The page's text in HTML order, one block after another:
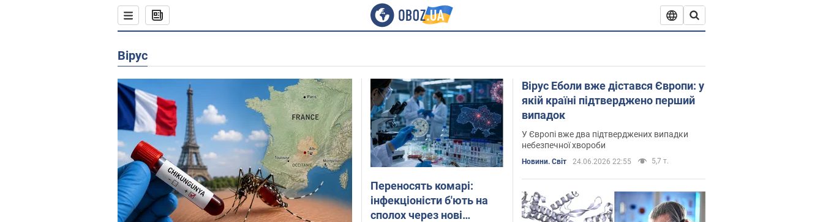
вірус
Переносять комарі:
інфекціоністи б'ють на
сполох через нові
Вірус Еболи вже дістався Європи: у
якій країні підтверджено перший
випадок
У Європі вже два підтверджених випадки
небезпечної хвороби
Новини. Світ 24.06.2026 22:55 5,7 т.